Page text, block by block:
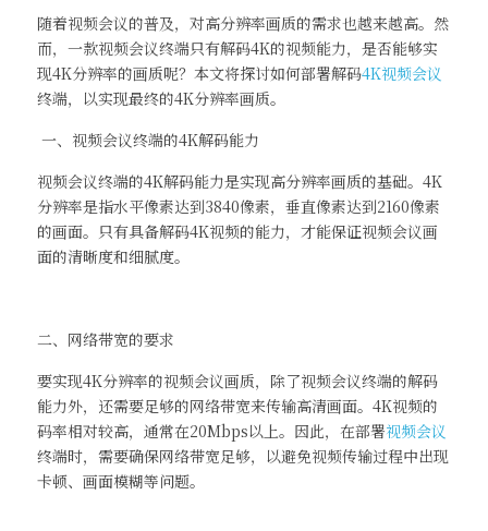
随着视频会议的普及，对高分辨率画质的需求也越来越高。然
而，一款视频会议终端只有解码4K的视频能力，是否能够实
现4K分辨率的画质呢？本文将探讨如何部署解码4K视频会议
终端，以实现最终的4K分辨率画质。
一、视频会议终端的4K解码能力
视频会议终端的4K解码能力是实现高分辨率画质的基础。4K
分辨率是指水平像素达到3840像素，垂直像素达到2160像素
的画面。只有具备解码4K视频的能力，才能保证视频会议画
面的清晰度和细腻度。
二、网络带宽的要求
要实现4K分辨率的视频会议画质，除了视频会议终端的解码
能力外，还需要足够的网络带宽来传输高清画面。4K视频的
码率相对较高，通常在20Mbps以上。因此，在部署视频会议
终端时，需要确保网络带宽足够，以避免视频传输过程中出现
卡顿、画面模糊等问题。